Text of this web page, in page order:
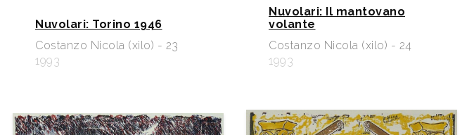
Nuvolari: Torino 1946
Costanzo Nicola (xilo) - 23
1993
Nuvolari: Il mantovano
volante
Costanzo Nicola (xilo) - 24
1993